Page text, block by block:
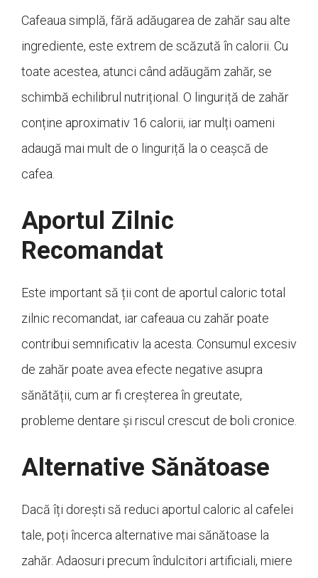
Cafeaua simplă, fără adăugarea de zahăr sau alte
ingrediente, este extrem de scăzută în calorii. Cu
toate acestea, atunci când adăugăm zahăr, se
schimbă echilibrul nutrițional. O linguriță de zahăr
conține aproximativ 16 calorii, iar mulți oameni
adaugă mai mult de o linguriță la o ceașcă de
cafea.
Aportul Zilnic
Recomandat
Este important să ții cont de aportul caloric total
zilnic recomandat, iar cafeaua cu zahăr poate
contribui semnificativ la acesta. Consumul excesiv
de zahăr poate avea efecte negative asupra
sănătății, cum ar fi creșterea în greutate,
probleme dentare și riscul crescut de boli cronice.
Alternative Sănătoase
Dacă îți dorești să reduci aportul caloric al cafelei
tale, poți încerca alternative mai sănătoase la
zahăr. Adaosuri precum îndulcitori artificiali, miere